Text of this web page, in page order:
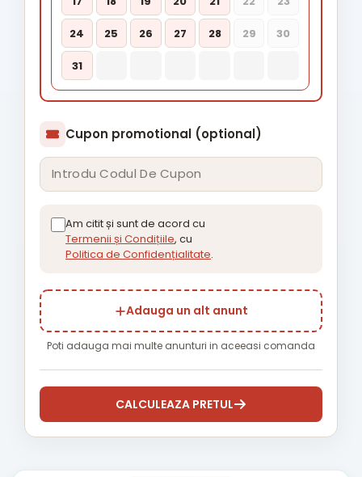
24 25 26 27 28 29 30
31
Cupon promotional (optional)
Am citit și sunt de acord cu
Termenii și Condițiile, cu
Politica de Confidențialitate.
Adauga un alt anunt
Poti adauga mai multe anunturi in aceeasi comanda
CALCULEAZA PRETUL